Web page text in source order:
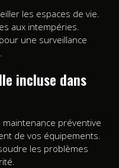
les espaces de vie.
aux intempéries.
une surveillance
incluse dans
préventive
de vos équipements.
les problèmes